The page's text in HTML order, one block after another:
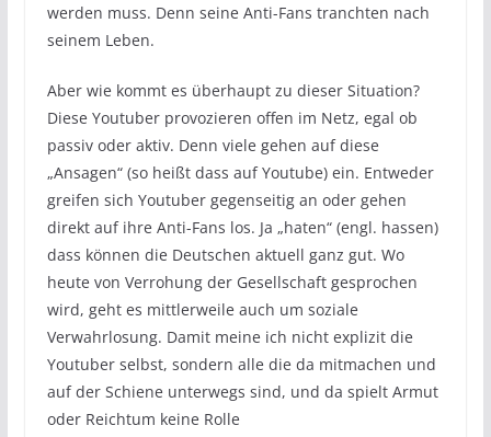
werden muss. Denn seine Anti-Fans tranchten nach
seinem Leben.
Aber wie kommt es überhaupt zu dieser Situation?
Diese Youtuber provozieren offen im Netz, egal ob
passiv oder aktiv. Denn viele gehen auf diese
„Ansagen“ (so heißt dass auf Youtube) ein. Entweder
greifen sich Youtuber gegenseitig an oder gehen
direkt auf ihre Anti-Fans los. Ja „haten“ (engl. hassen)
dass können die Deutschen aktuell ganz gut. Wo
heute von Verrohung der Gesellschaft gesprochen
wird, geht es mittlerweile auch um soziale
Verwahrlosung. Damit meine ich nicht explizit die
Youtuber selbst, sondern alle die da mitmachen und
auf der Schiene unterwegs sind, und da spielt Armut
oder Reichtum keine Rolle